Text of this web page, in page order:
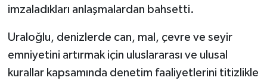
imzaladıkları anlaşmalardan bahsetti.
Uraloğlu, denizlerde can, mal, çevre ve seyir
emniyetini artırmak için uluslararası ve ulusal
kurallar kapsamında denetim faaliyetlerini titizlikle